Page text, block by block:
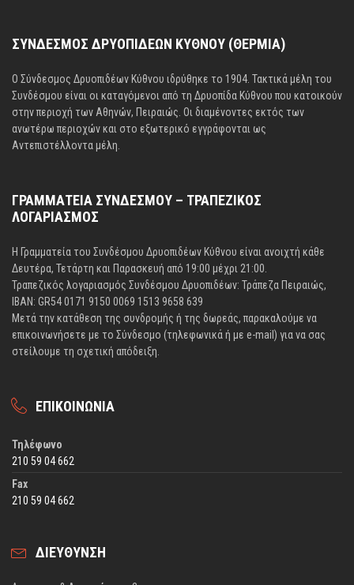
ΣΥΝΔΕΣΜΟΣ ΔΡΥΟΠΙΔΕΩΝ ΚΥΘΝΟΥ (ΘΕΡΜΙΑ)
Ο Σύνδεσμος Δρυοπιδέων Κύθνου ιδρύθηκε το 1904. Τακτικά μέλη του
Συνδέσμου είναι οι καταγόμενοι από τη Δρυοπίδα Κύθνου που κατοικούν
στην περιοχή των Αθηνών, Πειραιώς. Οι διαμένοντες εκτός των
ανωτέρω περιοχών και στο εξωτερικό εγγράφονται ως
Αντεπιστέλλοντα μέλη.
ΓΡΑΜΜΑΤΕΙΑ ΣΥΝΔΕΣΜΟΥ – ΤΡΑΠΕΖΙΚΟΣ
ΛΟΓΑΡΙΑΣΜΟΣ
Η Γραμματεία του Συνδέσμου Δρυοπιδέων Κύθνου είναι ανοιχτή κάθε
Δευτέρα, Τετάρτη και Παρασκευή από 19:00 μέχρι 21:00.
Τραπεζικός λογαριασμός Συνδέσμου Δρυοπιδέων: Τράπεζα Πειραιώς,
IBAN: GR54 0171 9150 0069 1513 9658 639
Μετά την κατάθεση της συνδρομής ή της δωρεάς, παρακαλούμε να
επικοινωνήσετε με το Σύνδεσμο (τηλεφωνικά ή με e-mail) για να σας
στείλουμε τη σχετική απόδειξη.
ΕΠΙΚΟΙΝΩΝΙΑ
Τηλέφωνο
210 59 04 662
Fax
210 59 04 662
ΔΙΕΥΘΥΝΣΗ